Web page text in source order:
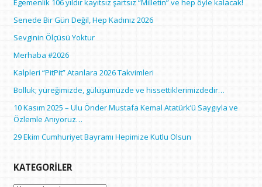
Egemenlik 106 yıldır kayıtsız şartsız “Milletin” ve hep öyle kalacak!
Senede Bir Gün Değil, Hep Kadınız 2026
Sevginin Ölçüsü Yoktur
Merhaba #2026
Kalpleri “PitPit” Atanlara 2026 Takvimleri
Bolluk; yüreğimizde, gülüşümüzde ve hissettiklerimizdedir…
10 Kasım 2025 – Ulu Önder Mustafa Kemal Atatürk’ü Saygıyla ve
Özlemle Anıyoruz…
29 Ekim Cumhuriyet Bayramı Hepimize Kutlu Olsun
KATEGORILER